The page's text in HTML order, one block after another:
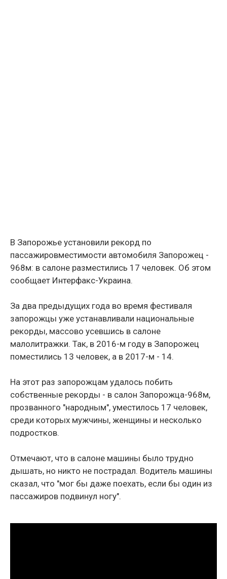
В Запорожье установили рекорд по
пассажировместимости автомобиля Запорожец -
968м: в салоне разместились 17 человек. Об этом
сообщает Интерфакс-Украина.
За два предыдущих года во время фестиваля
запорожцы уже устанавливали национальные
рекорды, массово усевшись в салоне
малолитражки. Так, в 2016-м году в Запорожец
поместились 13 человек, а в 2017-м - 14.
На этот раз запорожцам удалось побить
собственные рекорды - в салон Запорожца-968м,
прозванного "народным", уместилось 17 человек,
среди которых мужчины, женщины и несколько
подростков.
Отмечают, что в салоне машины было трудно
дышать, но никто не пострадал. Водитель машины
сказал, что "мог бы даже поехать, если бы один из
пассажиров подвинул ногу".